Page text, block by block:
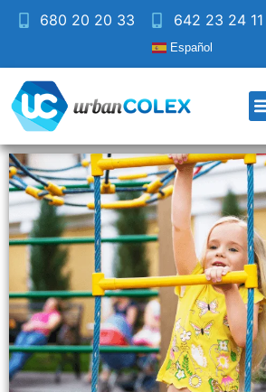
680 20 20 33 642 23 24 11
Español